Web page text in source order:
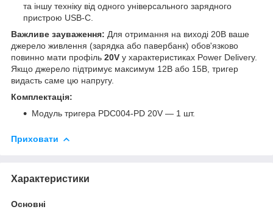
та іншу техніку від одного універсального зарядного
пристрою USB-C.
Важливе зауваження: Для отримання на виході 20В ваше
джерело живлення (зарядка або павербанк) обов'язково
повинно мати профіль 20V у характеристиках Power Delivery.
Якщо джерело підтримує максимум 12В або 15В, тригер
видасть саме цю напругу.
Комплектація:
Модуль тригера PDC004-PD 20V — 1 шт.
Приховати
Характеристики
Основні